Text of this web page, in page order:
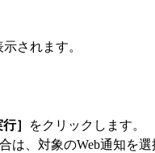
されます。
］
をクリックします。
、対象のWeb通知を選